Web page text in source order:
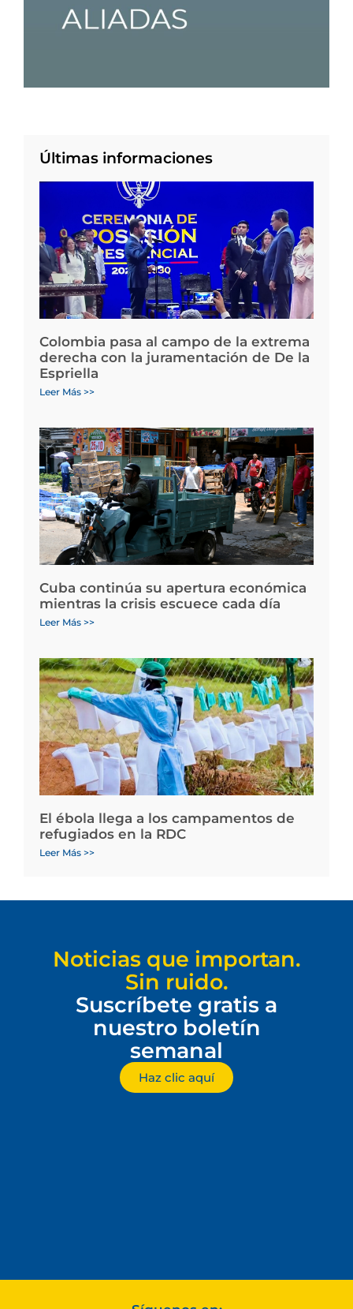
Últimas informaciones
Colombia pasa al campo de la extrema
derecha con la juramentación de De la
Espriella
Leer Más >>
Cuba continúa su apertura económica
mientras la crisis escuece cada día
Leer Más >>
El ébola llega a los campamentos de
refugiados en la RDC
Leer Más >>
Noticias que importan.
Sin ruido.
Suscríbete gratis a
nuestro boletín
semanal
Haz clic aquí